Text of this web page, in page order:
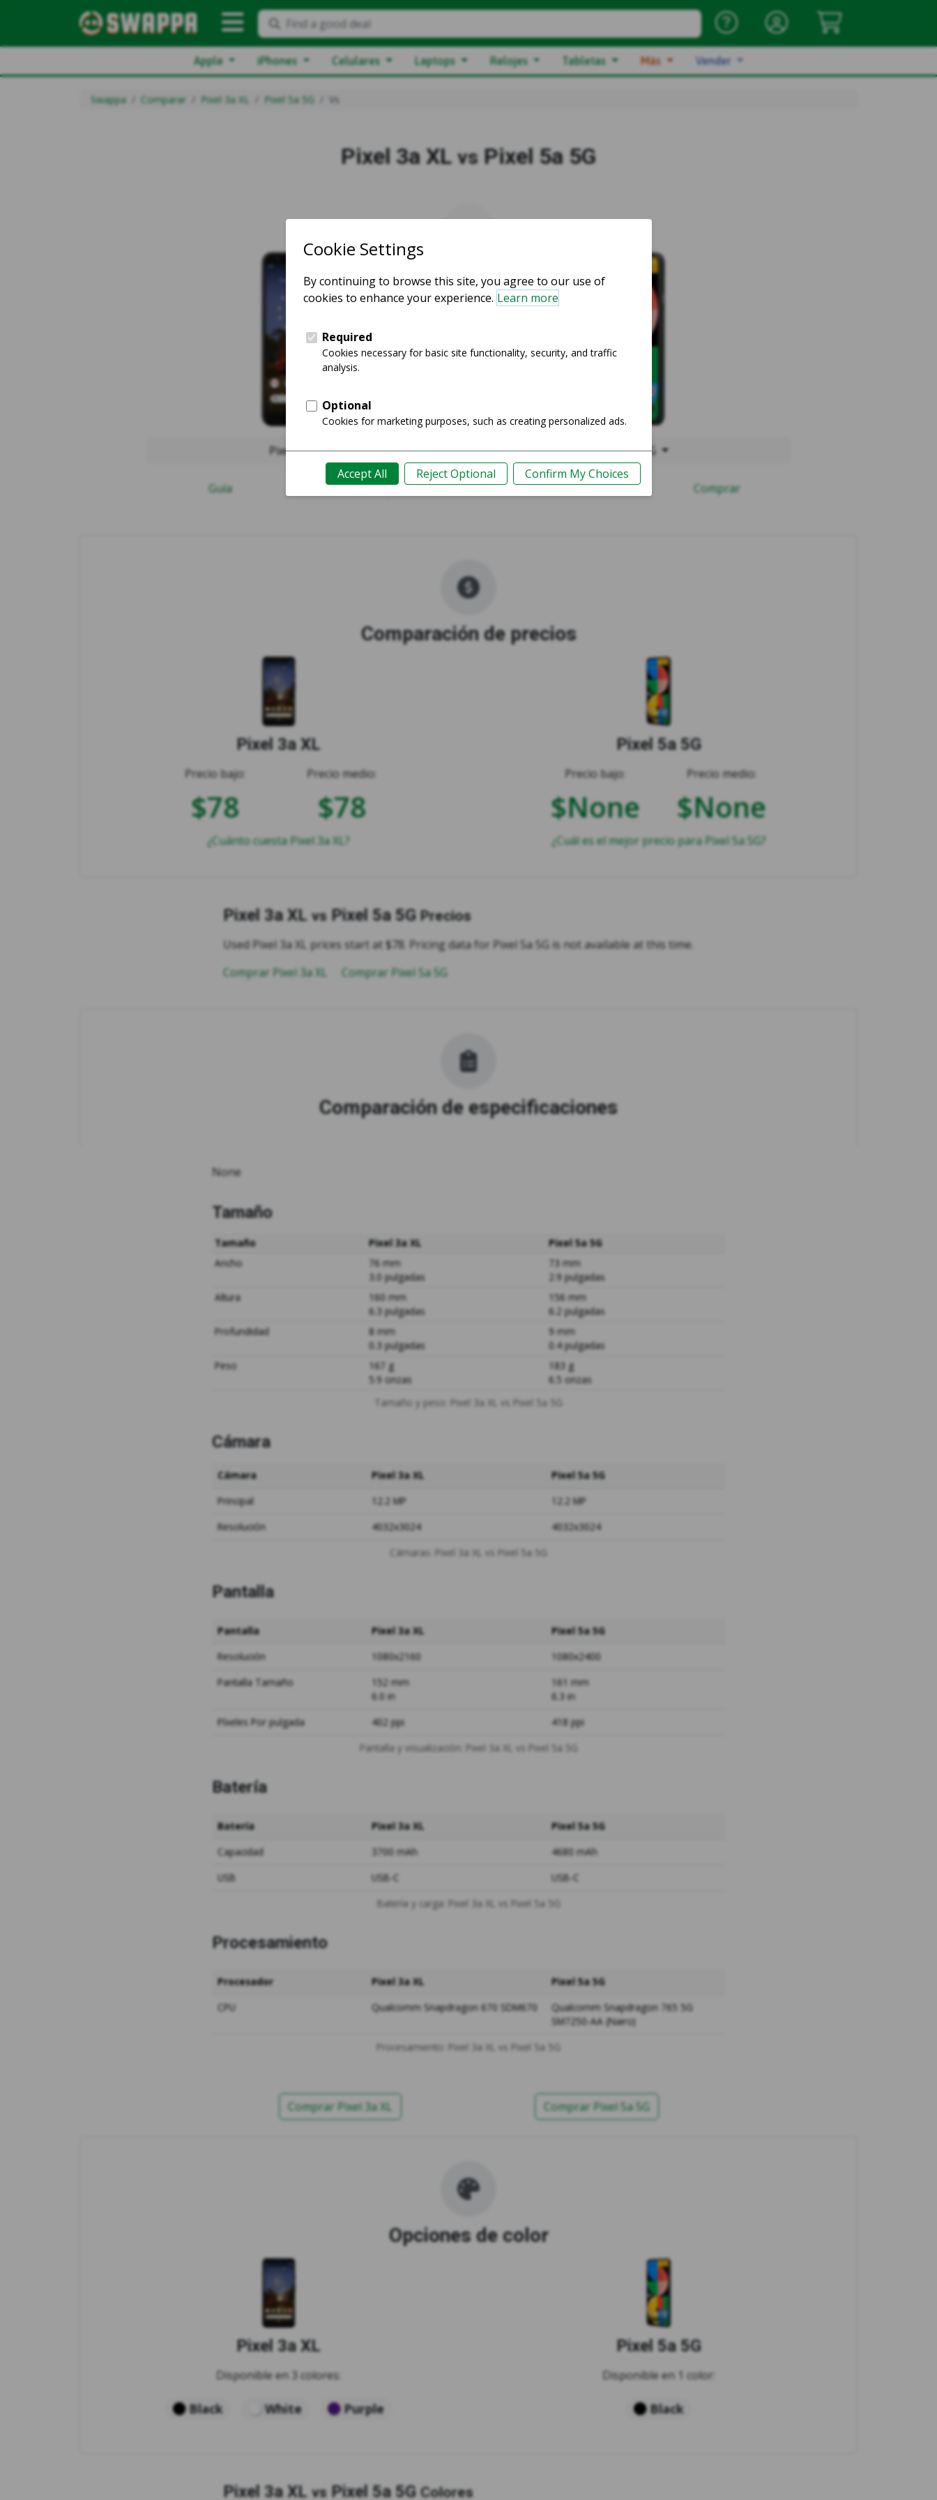
Find a good deal
Apple iPhones Celulares Laptops Relojes Tabletas Más Vender
Swappa Comparar Pixel 3a XL Pixel 5a 5G Vs
Pixel 3a XL vs Pixel 5a 5G
vs
Pixel 3a XL
Guía Comprar
Pixel 5a 5G
Guía Comprar
Comparación de precios
Pixel 3a XL
Precio bajo:
$78
Precio medio:
$78
¿Cuánto cuesta Pixel 3a XL?
Pixel 5a 5G
Precio bajo:
$None
Precio medio:
$None
¿Cuál es el mejor precio para Pixel 5a 5G?
Pixel 3a XL vs Pixel 5a 5G Precios
Used Pixel 3a XL prices start at $78. Pricing data for Pixel 5a 5G is not available at this time.
Comprar Pixel 3a XL
Comprar Pixel 5a 5G
Comparación de especificaciones
None
Tamaño
Tamaño y peso: Pixel 3a XL vs Pixel 5a 5G
Tamaño Pixel 3a XL
Pixel 5a 5G
Ancho
76 mm
3.0 pulgadas
73 mm
2.9 pulgadas
Altura
160 mm
6.3 pulgadas
156 mm
6.2 pulgadas
Profundidad
8 mm
0.3 pulgadas
9 mm
0.4 pulgadas
Peso
167 g
5.9 onzas
183 g
6.5 onzas
Cámara
Cámaras: Pixel 3a XL vs Pixel 5a 5G
Cámara Pixel 3a XL
Pixel 5a 5G
Principal
12.2 MP
12.2 MP
Resolución
4032x3024 4032x3024
Pantalla
Pantalla y visualización: Pixel 3a XL vs Pixel 5a 5G
Pantalla Pixel 3a XL
Pixel 5a 5G
Resolución
1080x2160
1080x2400
Pantalla Tamaño
152 mm
6.0 in
161 mm
6.3 in
PíxelesPor pulgada 402 ppi 418 ppi
Batería
Batería y carga: Pixel 3a XL vs Pixel 5a 5G
Batería Pixel 3a XL
Pixel 5a 5G
Capacidad
3700 mAh
4680 mAh
USB
USB-C USB-C
Procesamiento
Procesamiento: Pixel 3a XL vs Pixel 5a 5G
Procesador Pixel 3a XL
Pixel 5a 5G
CPU
Qualcomm Snapdragon 670 SDM670
Qualcomm Snapdragon 765 5G
SM7250-AA (Nairo)
Comprar Pixel 3a XL Comprar Pixel 5a 5G
Opciones de color
Pixel 3a XL
Disponible en 3 colores:
Black White Purple
Pixel 5a 5G
Disponible en 1 color:
Black
Pixel 3a XL vs Pixel 5a 5G Colores